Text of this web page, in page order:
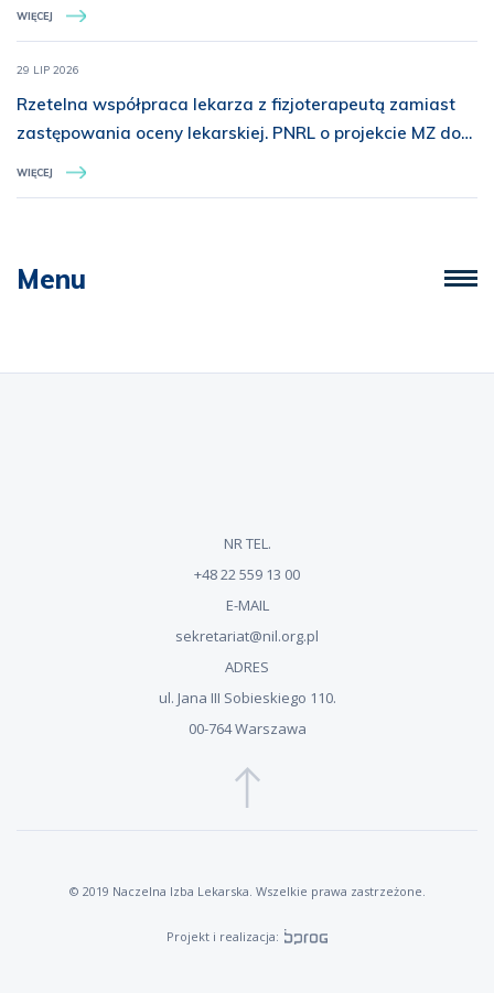
WIĘCEJ
29 LIP 2026
Rzetelna współpraca lekarza z fizjoterapeutą zamiast
zastępowania oceny lekarskiej. PNRL o projekcie MZ dot.
WIĘCEJ
Menu
NR TEL.
+48 22 559 13 00
E-MAIL
sekretariat@nil.org.pl
ADRES
ul. Jana III Sobieskiego 110.
00-764 Warszawa
© 2019 Naczelna Izba Lekarska. Wszelkie prawa zastrzeżone.
Projekt i realizacja: